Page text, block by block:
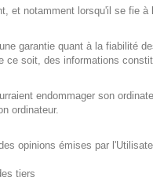
et notamment lorsqu'il se fie à
garantie quant à la fiabilité
ce soit, des informations
endommager son
ordinateur.
opinions émises par
tiers